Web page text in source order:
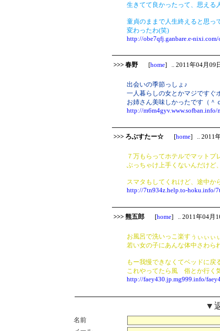
生きてて良かったって、思える
童貞のままで人生終えると思っ
変わったわ(笑)
http://obe7qfj.ganbare.e-
>>> 春野 [home] .. 2011年04月09
出会いの季節っしょ♪
一人暮らしの女とかマジですぐ
お姉さん美味しかったです（＾
http://m6m4gyv.www.sofban.info/
>>> ろぶすたー☆ [home] .. 2011
７万もらってホテルでマットプ
ぶっちゃけ上手くないんだけど
スマタもしてくれけど、途中か
http://7tn934z.help.to-hoku.info/
>>> 熊五郎 [home] .. 2011年04月
お風呂で洗いっこ楽すぅぃぃぃ
若い女の子にあんな体中さわら
もー我慢できなくてベッドに戻
これやってたら風 俗とか行く
http://faey430.jp.mg999.info/
▼
名前